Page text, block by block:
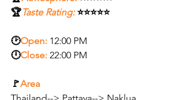
🏆Taste Rating: ⭐⭐⭐⭐⭐
🕑Open: 12:00 PM
🕛Close: 22:00 PM
🚩Area